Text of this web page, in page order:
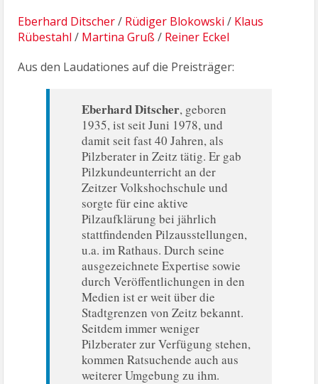
Eberhard Ditscher/ Rüdiger Blokowski / Klaus
Rübestahl / Martina Gruß / Reiner Eckel
Aus den Laudationes auf die Preisträger:
Eberhard Ditscher, geboren
1935, ist seit Juni 1978, und
damit seit fast 40 Jahren, als
Pilzberater in Zeitz tätig. Er gab
Pilzkundeunterricht an der
Zeitzer Volkshochschule und
sorgte für eine aktive
Pilzaufklärung bei jährlich
stattfindenden Pilzausstellungen,
u.a. im Rathaus. Durch seine
ausgezeichnete Expertise sowie
durch Veröffentlichungen in den
Medien ist er weit über die
Stadtgrenzen von Zeitz bekannt.
Seitdem immer weniger
Pilzberater zur Verfügung stehen,
kommen Ratsuchende auch aus
weiterer Umgebung zu ihm.